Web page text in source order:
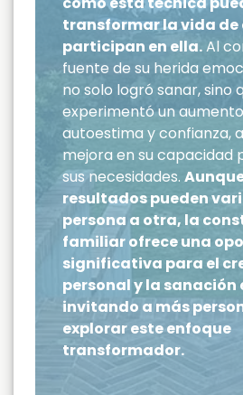
transformar la vida de
participan en ella.Al
fuente de su herida
no solo logró sanar, sino
experimentó un
autoestima y confianza,
mejora en su capacidad
sus necesidades.
resultados pueden
persona a otra, la
familiar ofrece una
significativa para el
personal y la sanación
invitando a más
explorar este enfoque
transformador.